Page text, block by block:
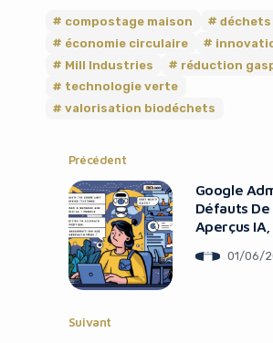
compostage maison
économie circulaire
Mill Industries
réduction
technologie verte
valorisation biodéchets
Précédent
Google
Défauts De
Aperçus IA,
Tous01/06/
Suivant
It looks like
using an ad-